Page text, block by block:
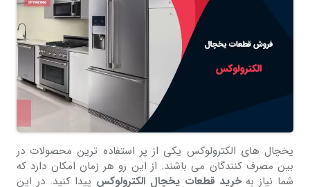
یخچال های الکترولوکس یکی از پر استفاده ترین محصولات در
بین مصرف کنندگان می باشند. از این رو هر زمان امکان دارد که
شما نیاز بهخرید قطعات یخچال الکترولوکس پیدا کنید. در این